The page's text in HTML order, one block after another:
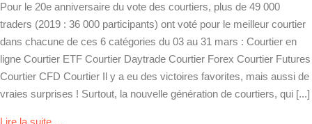
Pour le 20e anniversaire du vote des courtiers, plus de 49 000
traders (2019 : 36 000 participants) ont voté pour le meilleur courtier
dans chacune de ces 6 catégories du 03 au 31 mars : Courtier en
ligne Courtier ETF Courtier Daytrade Courtier Forex Courtier Futures
Courtier CFD Courtier Il y a eu des victoires favorites, mais aussi de
vraies surprises ! Surtout, la nouvelle génération de courtiers, qui [...]
Lire la suite ...